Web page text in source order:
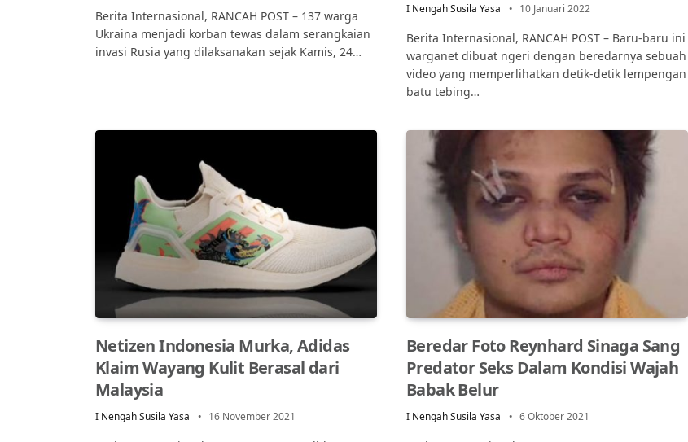
Berita Internasional, RANCAH POST – 137 warga
Ukraina menjadi korban tewas dalam serangkaian
invasi Rusia yang dilaksanakan sejak Kamis, 24…
I Nengah Susila Yasa 10 Januari 2022
Berita Internasional, RANCAH POST – Baru-baru ini
warganet dibuat ngeri dengan beredarnya sebuah
video yang memperlihatkan detik-detik lempengan
batu tebing…
Netizen Indonesia Murka, Adidas
Klaim Wayang Kulit Berasal dari
Malaysia
I Nengah Susila Yasa 16 November 2021
Beredar Foto Reynhard Sinaga Sang
Predator Seks Dalam Kondisi Wajah
Babak Belur
I Nengah Susila Yasa 6 Oktober 2021